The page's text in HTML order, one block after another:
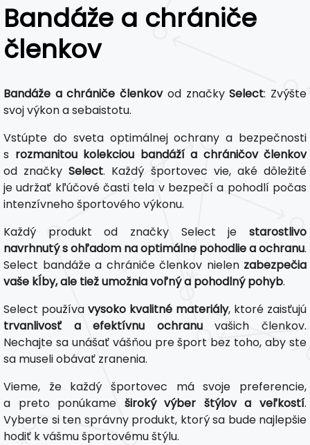
Bandáže a chrániče
členkov
Bandáže a chrániče členkovod značkySelect: Zvýšte
svoj výkon a sebaistotu.
Vstúpte do sveta optimálnej ochrany a bezpečnosti
s rozmanitou kolekciou bandáží a chráničov členkov
od značkySelect. Každý športovec vie, aké dôležité
je udržať kľúčové časti tela v bezpečí a pohodlí počas
intenzívneho športového výkonu.
Každý produkt od značky Select je starostlivo
navrhnutý s ohľadom na optimálne pohodlie a ochranu.
Select bandáže a chrániče členkov nielen zabezpečia
vaše kĺby, ale tiež umožnia voľný a pohodlný pohyb.
Select používa vysoko kvalitné materiály, ktoré zaisťujú
trvanlivosť a efektívnu ochranuvašich členkov.
Nechajte sa unášať vášňou pre šport bez toho, aby ste
sa museli obávať zranenia.
Vieme, že každý športovec má svoje preferencie,
a preto ponúkame široký výber štýlov a veľkostí.
Vyberte si ten správny produkt, ktorý sa bude najlepšie
hodiť k vášmu športovému štýlu.